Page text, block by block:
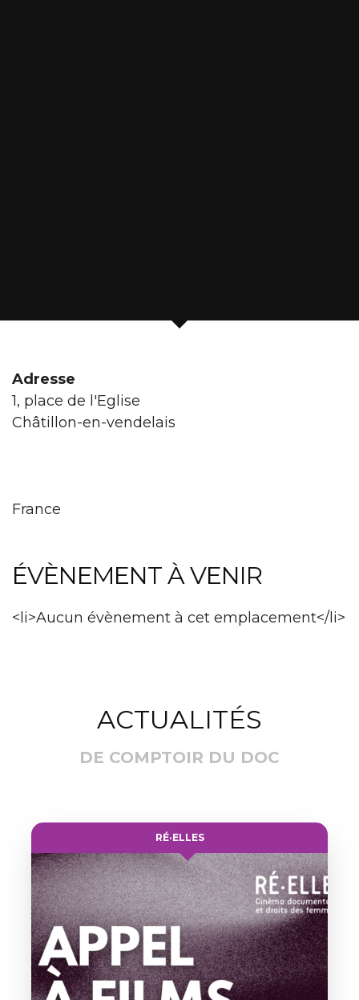
Adresse
1, place de l'Eglise
Châtillon-en-vendelais
France
ÉVÈNEMENT À VENIR
<li>Aucun évènement à cet emplacement</li>
ACTUALITÉS
DE COMPTOIR DU DOC
RÉ·ELLES